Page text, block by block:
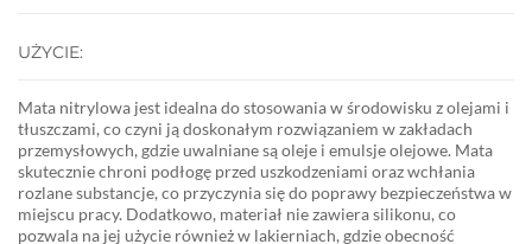
UŻYCIE:
Mata nitrylowa jest idealna do stosowania w środowisku z olejami i
tłuszczami, co czyni ją doskonałym rozwiązaniem w zakładach
przemysłowych, gdzie uwalniane są oleje i emulsje olejowe. Mata
skutecznie chroni podłogę przed uszkodzeniami oraz wchłania
rozlane substancje, co przyczynia się do poprawy bezpieczeństwa w
miejscu pracy. Dodatkowo, materiał nie zawiera silikonu, co
pozwala na jej użycie również w lakierniach, gdzie obecność